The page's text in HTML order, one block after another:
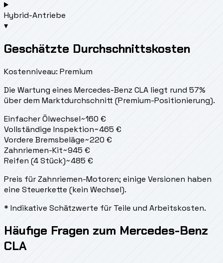
Hybrid-Antriebe
▾
Geschätzte Durchschnittskosten
Kostenniveau: Premium
Die Wartung eines Mercedes-Benz CLA liegt rund 57%
über dem Marktdurchschnitt (Premium-Positionierung).
Einfacher Ölwechsel~160 €
Vollständige Inspektion~465 €
Vordere Bremsbeläge~220 €
Zahnriemen-Kit~945 €
Reifen (4 Stück)~485 €
Preis für Zahnriemen-Motoren; einige Versionen haben
eine Steuerkette (kein Wechsel).
* Indikative Schätzwerte für Teile und Arbeitskosten.
Häufige Fragen zum Mercedes-Benz
CLA